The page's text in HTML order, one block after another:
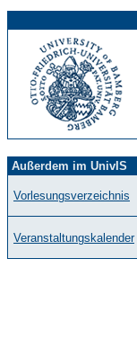
Außerdem im UnivIS
Vorlesungsverzeichnis
Veranstaltungskalender